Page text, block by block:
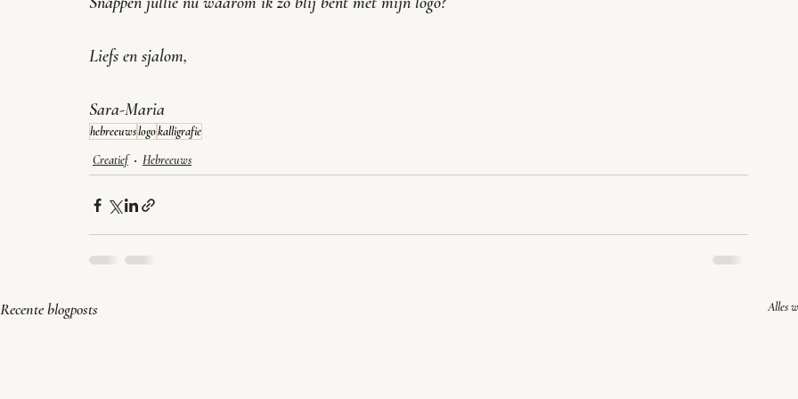
Liefs en sjalom,
Sara-Maria
hebreeuwslogokalligrafie
Creatief
Hebreeuws
Recente blogposts Alles